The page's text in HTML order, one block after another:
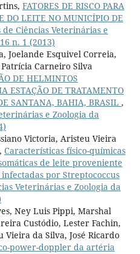
FATORES DE RISCO PARA
DO LEITE NO MUNICÍPIO DE
Ciências Veterinárias e
n. 1 (2013)
Joelande Esquivel Correia,
Carneiro Silva
DE HELMINTOS
ESTAÇÃO DE TRATAMENTO
SANTANA, BAHIA, BRASIL ,
e Zoologia da
Victoria, Aristeu Vieira
Características físico-químicas
de leite proveniente
por Streptococcus
Veterinárias e Zoologia da
Ney Luis Pippi, Marshal
Custódio, Lester Fachin,
Vieira da Silva, José Ricardo
power-doppler da artéria